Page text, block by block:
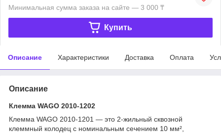
Минимальная сумма заказа на сайте — 3 000 ₸
Купить
Описание Характеристики Доставка Оплата
Описание
Клемма WAGO 2010-1202
Клемма WAGO 2010-1201 — это 2-жильный сквозной
клеммный колодец с номинальным сечением 10 мм²,